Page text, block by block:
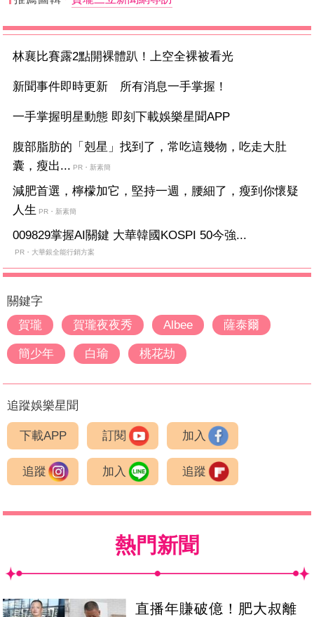
林襄比賽露2點開裸體趴！上空全裸被看光
新聞事件即時更新 所有消息一手掌握！
一手掌握明星動態 即刻下載娛樂星聞APP
腹部脂肪的「剋星」找到了，常吃這幾物，吃走大肚
囊，瘦出... PR・新素簡
減肥首選，檸檬加它，堅持一週，腰細了，瘦到你懷疑
人生 PR・新素簡
009829掌握AI關鍵 大華韓國KOSPI 50今強...
PR・大華銀全能行銷方案
關鍵字
賀瓏
賀瓏夜夜秀 Albee 薩泰爾
簡少年 白瑜 桃花劫
追蹤娛樂星聞
下載APP 訂閱 加入
追蹤 加入 追蹤
熱門新聞
直播年賺破億！肥大叔離